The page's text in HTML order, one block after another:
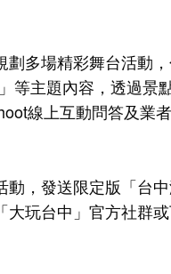
多場精彩舞台活動，
等主題內容，透過景
線上互動問答及業
，發送限定版「台
玩台中」官方社群